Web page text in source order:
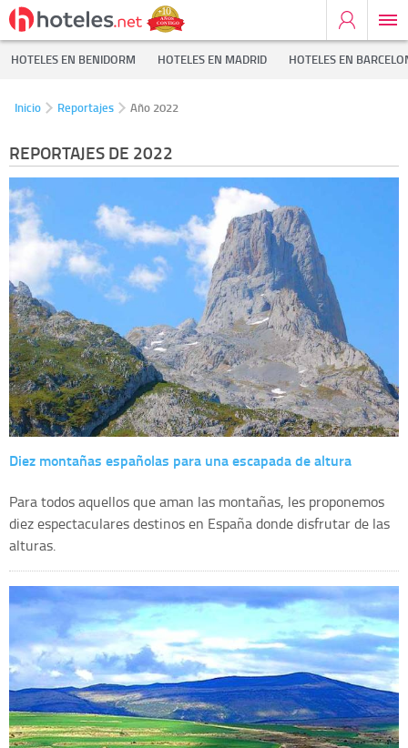
HOTELES EN BENIDORM HOTELES EN MADRID HOTELES EN
Inicio Reportajes Año 2022
REPORTAJES DE 2022
Diez montañas españolas para una escapada de altura
Para todos aquellos que aman las montañas, les proponemos
diez espectaculares destinos en España donde disfrutar de las
alturas.